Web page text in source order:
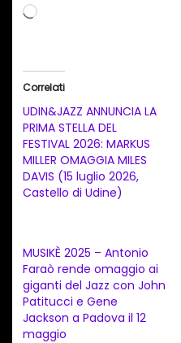
C
a
m
e
n
i
n
c
o
Correlati
UDIN&JAZZ ANNUNCIA LA
PRIMA STELLA DEL
FESTIVAL 2026: MARKUS
MILLER OMAGGIA MILES
DAVIS (15 luglio 2026,
Castello di Udine)
MUSIKÈ 2025 – Antonio
Faraò rende omaggio ai
giganti del Jazz con John
Patitucci e Gene
Jackson a Padova il 12
maggio